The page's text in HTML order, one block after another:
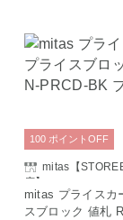
mitas【
店】
mitas プライスカ
スブロック 値札
100 ポイント OFF